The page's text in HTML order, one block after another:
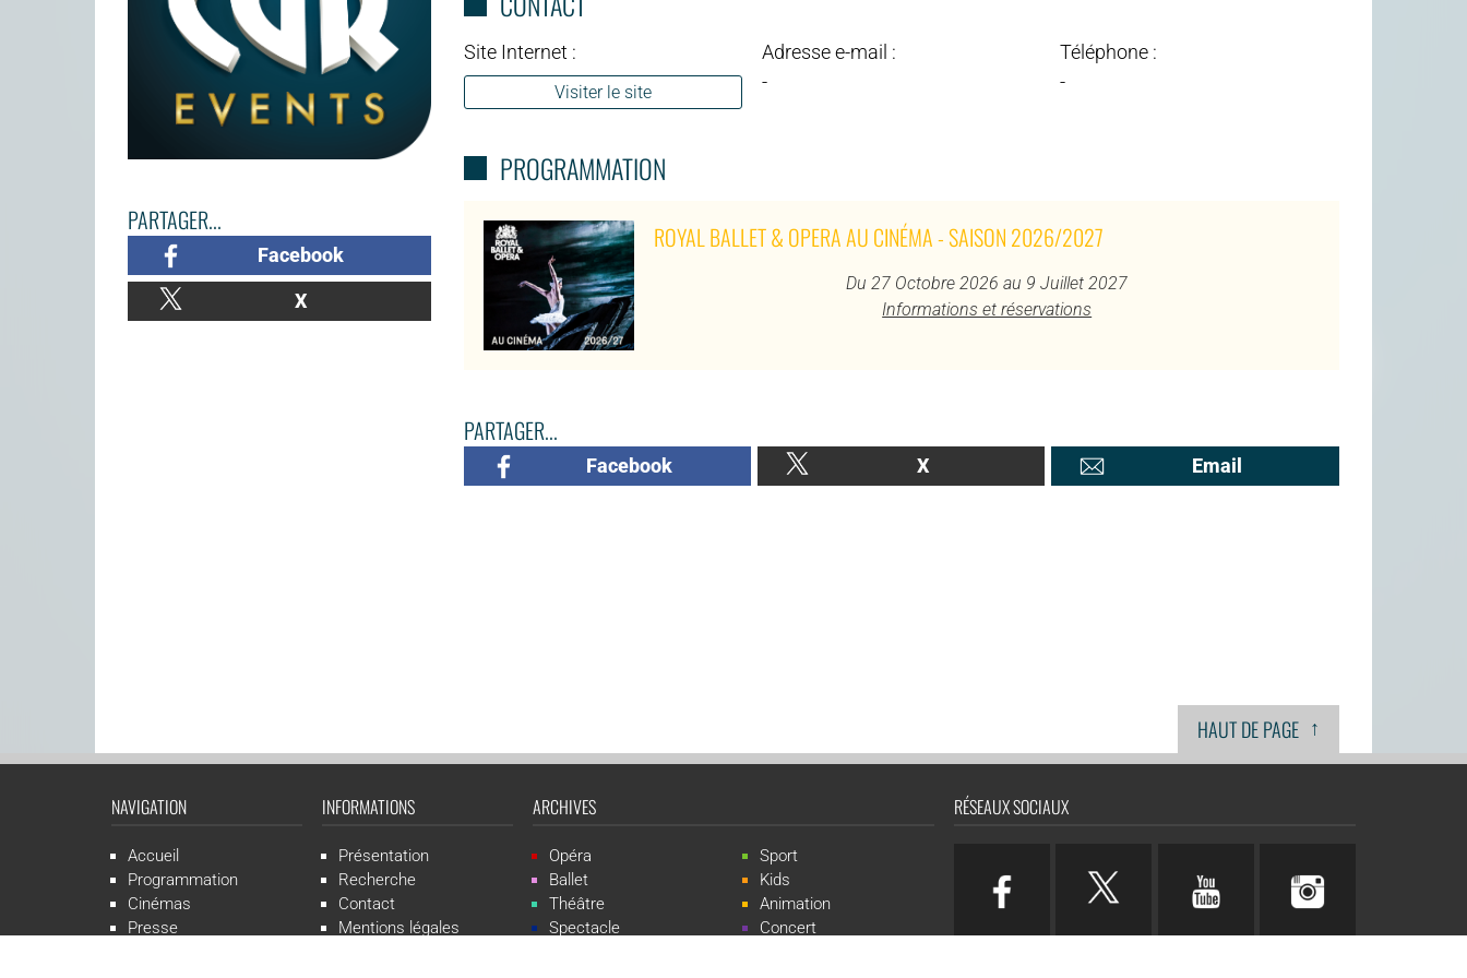
PARTAGER...
Facebook
X
Site Internet :
Visiter le site
Adresse e-mail :
-
Téléphone :
-
PROGRAMMATION
ROYAL BALLET & OPERA AU CINÉMA - SAISON 2026/2027
Du 27 Octobre 2026 au 9 Juillet 2027
Informations et réservations
PARTAGER...
Facebook X Email
HAUT DE PAGE ↑
NAVIGATION
Accueil
Programmation
Cinémas
Presse
INFORMATIONS
Présentation
Recherche
Contact
Mentions légales
ARCHIVES
Opéra
Ballet
Théâtre
Spectacle
Sport
Kids
Animation
Concert
RÉSEAUX SOCIAUX